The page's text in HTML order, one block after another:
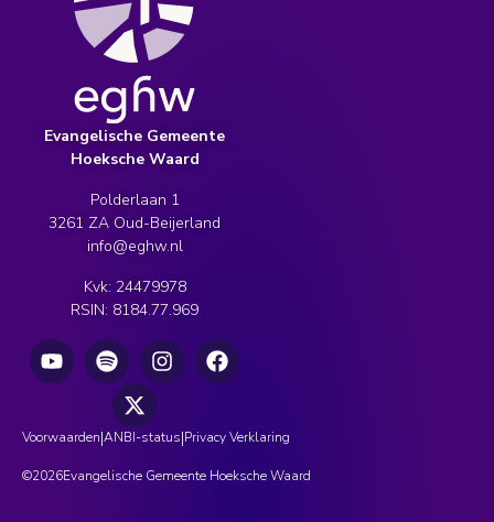
Evangelische Gemeente
Hoeksche Waard
Polderlaan 1
3261 ZA Oud-Beijerland
info@eghw.nl
Kvk: 24479978
RSIN: 8184.77.969
Voorwaarden|ANBI-status|Privacy Verklaring
©2026Evangelische Gemeente Hoeksche Waard